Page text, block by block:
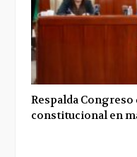
Respalda
constitucional en